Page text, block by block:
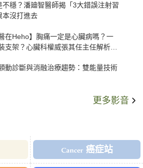
穩？潘廸智醫師揭「3大錯誤注射習
本沒打進去
在Heho】胸痛一定是心臟病嗎？一
支架？心臟科權威張其任主任解析支
動診斷與消融治療趨勢：雙能量技術
更多影音
癌症站